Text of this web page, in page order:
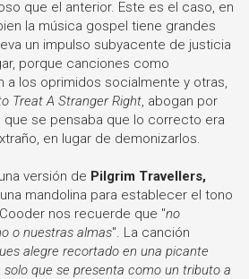
que el anterior. Este es el caso, en
la música gospel tiene grandes
un impulso subyacente de justicia
porque canciones como
a los oprimidos socialmente y otras,
Treat A Stranger Right , abogan por
que se pensaba que lo correcto era
en lugar de demonizarlos.
versión de Pilgrim Travellers,
una mandolina para establecer el tono
nos recuerde que "no
o nuestras almas". La canción
alegre recortado en una picante
que se presenta como un tributo a